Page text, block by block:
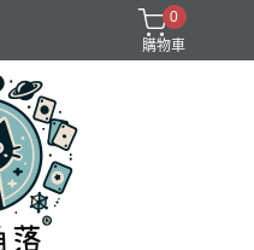
0
購物車